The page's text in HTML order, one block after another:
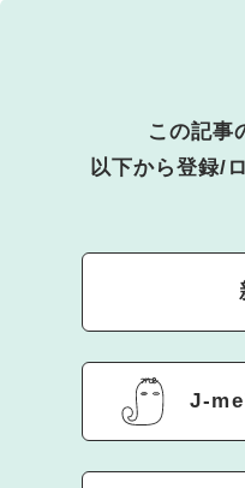
この記事
以下から登録/
J-me